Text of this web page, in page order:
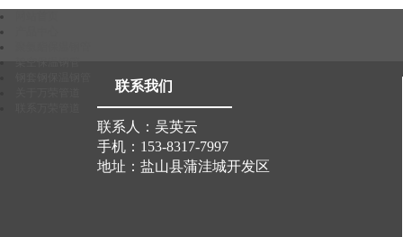
联系我们
联系人：吴英云
手机：153-8317-7997
地址：盐山县蒲洼城开发区